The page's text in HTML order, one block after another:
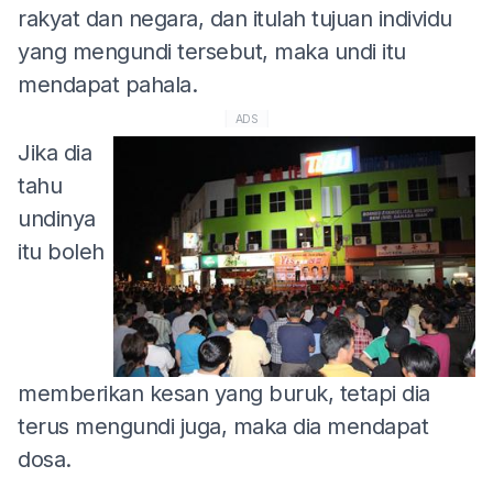
rakyat dan negara, dan itulah tujuan individu
yang mengundi tersebut, maka undi itu
mendapat pahala.
ADS
Jika dia
tahu
undinya
itu boleh
memberikan kesan yang buruk, tetapi dia
terus mengundi juga, maka dia mendapat
dosa.